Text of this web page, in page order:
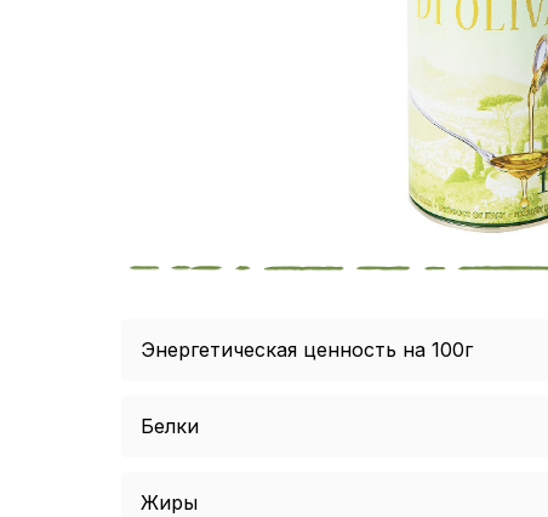
Энергетическая ценность на 100г
Белки
Жиры